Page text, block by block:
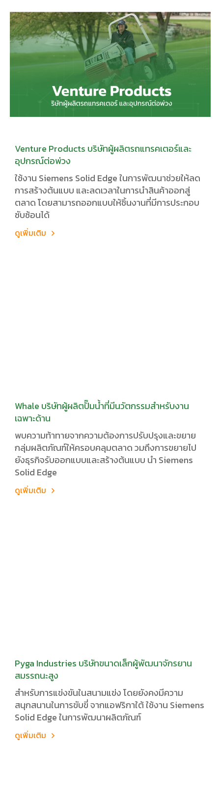
Venture Products บริษัทผู้ผลิตรถแทรคเตอร์และ
อุปกรณ์ต่อพ่วง
ใช้งาน Siemens Solid Edge ในการพัฒนาช่วยให้ลด
การสร้างต้นแบบ และลดเวลาในการนำสินค้าออกสู่
ตลาด โดยสามารถออกแบบให้ชิ้นงานที่มีการประกอบ
ซับซ้อนได้
ดูเพิ่มเติม
Whale บริษัทผู้ผลิตปั๊มน้ำที่มีนวัตกรรมสำหรับงาน
เฉพาะด้าน
พบความท้าทายจากความต้องการปรับปรุงและขยาย
กลุ่มผลิตภัณฑ์ให้ครอบคลุมตลาด วมถึงการขยายไป
ยังธุรกิจรับออกแบบและสร้างต้นแบบ นำ Siemens
Solid Edge
ดูเพิ่มเติม
Pyga Industries บริษัทขนาดเล็กผู้พัฒนาจักรยาน
สมรรถนะสูง
สำหรับการแข่งขันในสนามแข่ง โดยยังคงมีความ
สนุกสนานในการขับขี่ จากแอฟริกาใต้ ใช้งาน Siemens
Solid Edge ในการพัฒนาผลิตภัณฑ์
ดูเพิ่มเติม